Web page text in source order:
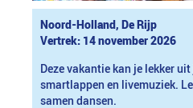
Noord-Holland, De Rijp
Vertrek: 14 november 2026
Deze vakantie kan je lekker
smartlappen en livemuziek.
samen dansen.